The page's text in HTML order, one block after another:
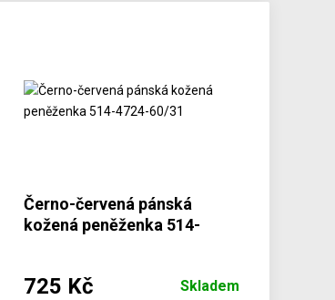
Černo-červená pánská
kožená peněženka 514-
725 Kč Skladem